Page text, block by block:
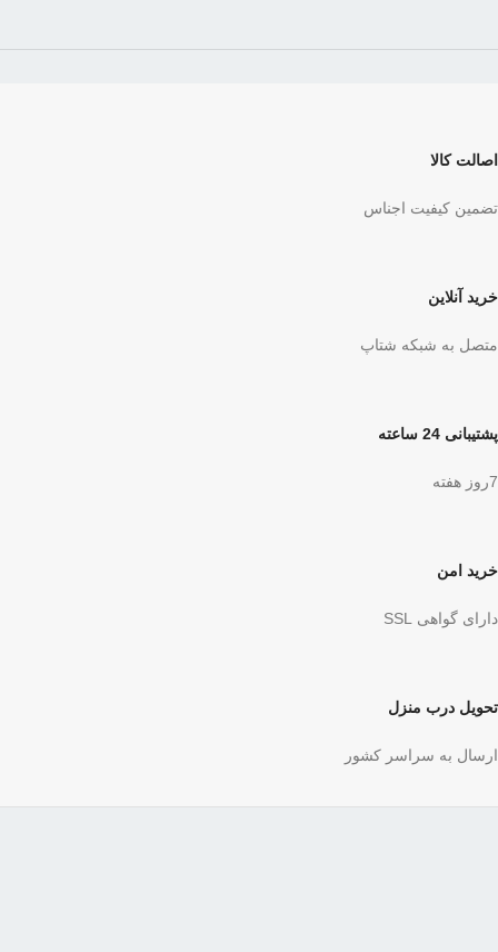
اصالت کالا
تضمین کیفیت اجناس
خرید آنلاین
متصل به شبکه شتاپ
پشتیبانی 24 ساعته
7روز هفته
خرید امن
دارای گواهی SSL
تحویل درب منزل
ارسال به سراسر کشور